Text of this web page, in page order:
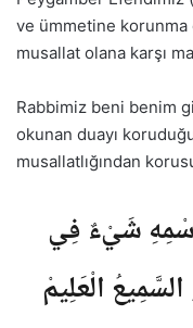
ve ümmetine korunma
musallat olana karşı
Rabbimiz beni benim
okunan duayı
musallatlığından
شَيْءٌ فِي
الْعَلِيمْ